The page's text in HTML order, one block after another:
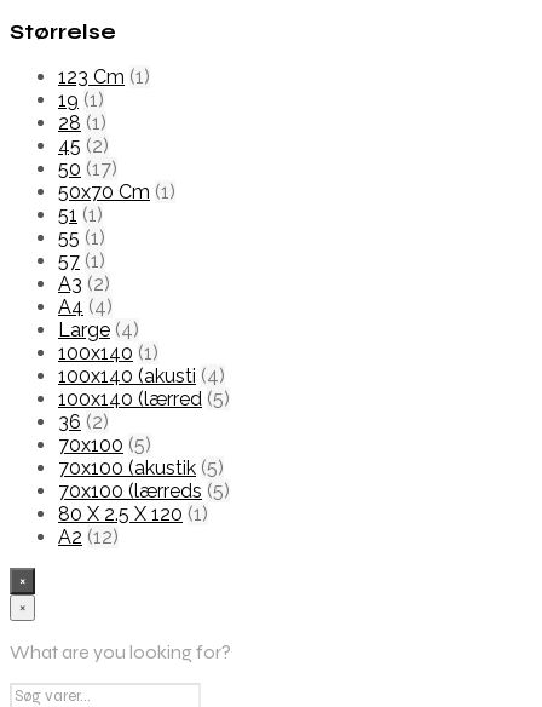
Størrelse
123 Cm (1)
19 (1)
28 (1)
45 (2)
50 (17)
50x70 Cm (1)
51 (1)
55 (1)
57 (1)
A3 (2)
A4 (4)
Large (4)
100x140 (1)
100x140 (akusti (4)
100x140 (lærred (5)
36 (2)
70x100 (5)
70x100 (akustik (5)
70x100 (lærreds (5)
80 X 2.5 X 120 (1)
A2 (12)
×
×
What are you looking for?